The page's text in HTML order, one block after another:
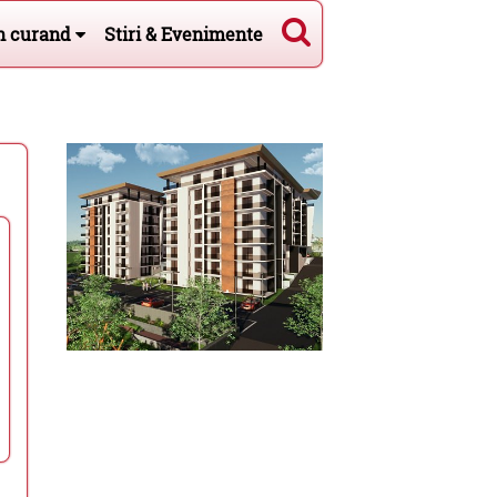
curand Stiri & Evenimente